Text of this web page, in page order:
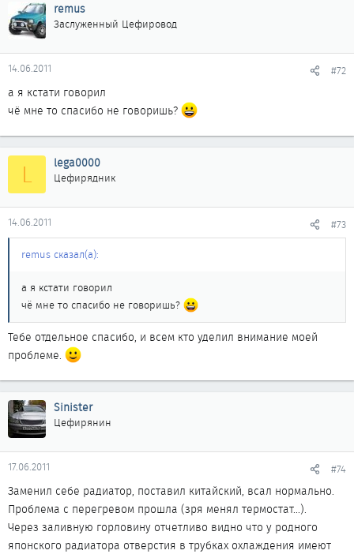
remus
Заслуженный Цефировод
14.06.2011 #72
а я кстати говорил
чё мне то спасибо не говоришь?
L lega0000
Цефирядник
14.06.2011 #73
remus сказал(а):
а я кстати говорил
чё мне то спасибо не говоришь?
Тебе отдельное спасибо, и всем кто уделил внимание моей
проблеме.
Sinister
Цефирянин
17.06.2011 #74
Заменил себе радиатор, поставил китайский, всал нормально.
Проблема с перегревом прошла (зря менял термостат...).
Через заливную горловину отчетливо видно что у родного
японского радиатора отверстия в трубках охлаждения имеют